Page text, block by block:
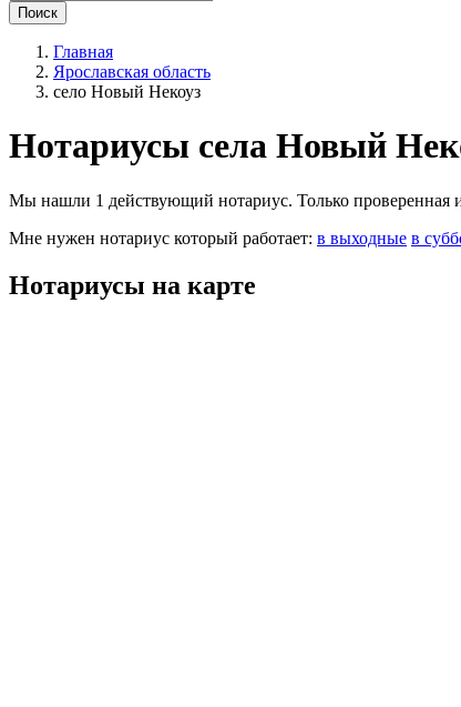
Поиск
Главная
Ярославская область
село Новый Некоуз
Нотариусы села Новый
Мы нашли 1 действующий нотариус. Только проверенная
Мне нужен нотариус который работает: в выходные в
Нотариусы на карте